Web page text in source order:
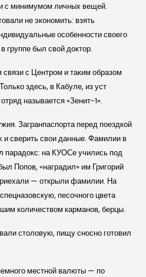
с минимумом личных вещей.
не экономить: взять
особенности своего
группе был свой доктор.
с Центром и таким образом
здесь, в Кабуле, из уст
называется «Зенит-1».
Загранпаспорта перед поездкой
и сверить свои данные. Фамилии в
парадокс: на КУОСе учились под
Попов, «наградил» им Григорий
— открыли фамилии. На
песочного цвета
количеством карманов, берцы.
столовую, пищу сносно готовил
местной валюты — по